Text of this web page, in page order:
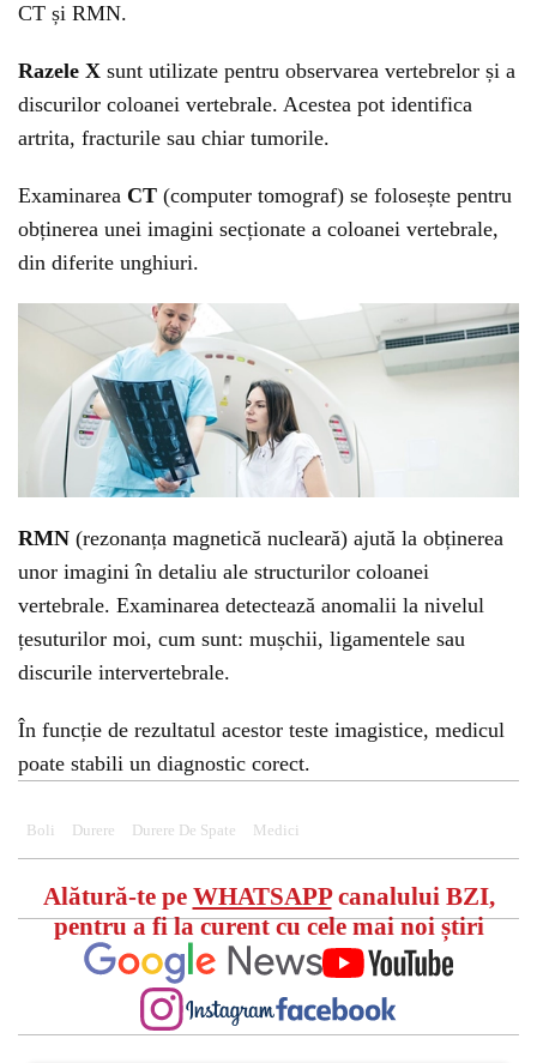
CT și RMN.
Razele X sunt utilizate pentru observarea vertebrelor și a
discurilor coloanei vertebrale. Acestea pot identifica
artrita, fracturile sau chiar tumorile.
Examinarea CT (computer tomograf) se folosește pentru
obținerea unei imagini secționate a coloanei vertebrale,
din diferite unghiuri.
RMN (rezonanța magnetică nucleară) ajută la obținerea
unor imagini în detaliu ale structurilor coloanei
vertebrale. Examinarea detectează anomalii la nivelul
țesuturilor moi, cum sunt: mușchii, ligamentele sau
discurile intervertebrale.
În funcție de rezultatul acestor teste imagistice, medicul
poate stabili un diagnostic corect.
Boli Durere Durere De Spate Medici
Alătură-te pe WHATSAPPcanalului BZI,
pentru a fi la curent cu cele mai noi știri